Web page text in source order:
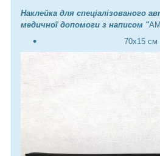
Наклейка для спеціалізованого
медичної допомоги з написом "
70х15 см